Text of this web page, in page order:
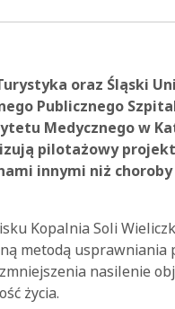
oraz Śląski
Publicznego
Medycznego w
pilotażowy
innymi niż
Kopalnia Soli
metodą usprawniania
nasilenie
życia.